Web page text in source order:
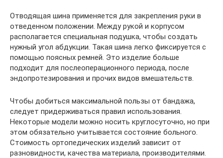
Отводящая шина применяется для закрепления руки в
отведенном положении. Между рукой и корпусом
располагается специальная подушка, чтобы создать
нужный угол абдукции. Такая шина легко фиксируется с
помощью поясных ремней. Это изделие больше
подходит для послеоперационного периода, после
эндопротезирования и прочих видов вмешательств.
Чтобы добиться максимальной пользы от бандажа,
следует придерживаться правил использования.
Некоторые модели можно носить круглосуточно, но при
этом обязательно учитывается состояние больного.
Стоимость ортопедических изделий зависит от
разновидности, качества материала, производителями.